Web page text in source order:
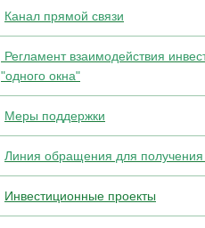
Канал прямой связи
Регламент взаимодействия
"одного окна"
Меры поддержки
Линия обращения для
Инвестиционные проекты